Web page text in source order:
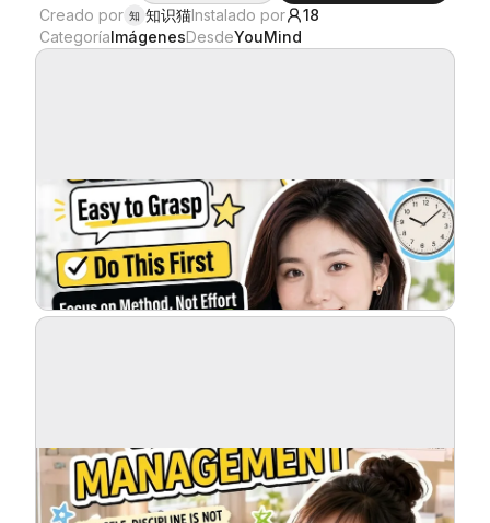
Prompts
Descargar
Blog
Creado por 知 知识猫Instalado por
18
CategoríaImágenesDesdeYouMind